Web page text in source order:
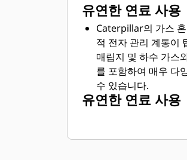
유연한 연료 사용
Caterpillar의 가스
적 전자 관리 계통이
매립지 및 하수 가스
를 포함하여 매우 다
수 있습니다.
유연한 연료 사용